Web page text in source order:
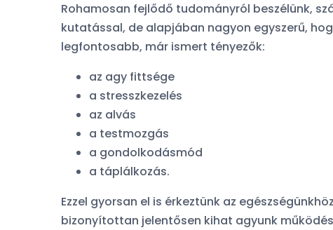
Rohamosan fejlődő tudományról beszélünk,
kutatással, de alapjában nagyon egyszerű,
legfontosabb, már ismert tényezők:
az agy fittsége
a stresszkezelés
az alvás
a testmozgás
a gondolkodásmód
a táplálkozás.
Ezzel gyorsan el is érkeztünk az
bizonyítottan jelentősen kihat agyunk
A feleségem
orvos. Foglalt.
Facebook kommentelő